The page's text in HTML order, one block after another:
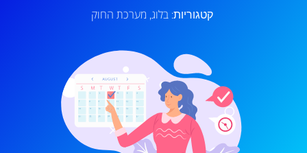
קטגוריות: בלוג, מערכת החוק